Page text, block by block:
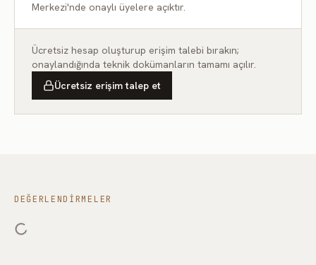
FD105
Merkezi'nde onaylı üyelere açıktır.
Ücretsiz hesap oluşturup erişim talebi bırakın;
onaylandığında teknik dokümanların tamamı açılır.
Ücretsiz erişim talep et
DEĞERLENDIRMELER